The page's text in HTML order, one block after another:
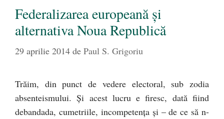
Federalizarea europeană şi
alternativa Noua Republică
29 aprilie 2014 de Paul S. Grigoriu
Trăim, din punct de vedere electoral, sub zodia
absenteismului. Și acest lucru e firesc, dată fiind
debandada, cumetriile, incompetența și – de ce să n-